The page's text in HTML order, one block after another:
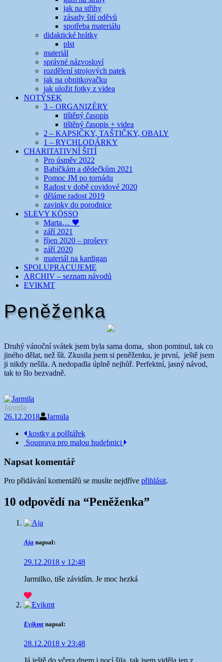
jak na střihy
zásady šití oděvů
spotřeba materiálu
didaktické hrátky
plst
materiál
správné názvosloví
rozdělení strojových patek
jak na obnitkovačku
jak uložit fotky z videa
NOTÝSEK
3 – ORGANIZÉRY
tištěný časopis
tištěný časopis + videa
2 – KAPSIČKY, TAŠTIČKY, OBALY
1 – RYCHLODÁRKY
CHARITATIVNÍ ŠITÍ
Pro úsměv 2022
Babičkám a dědečkům 2021
Pomoc JM po tornádu
Radost v době covidové 2020
děláme radost 2019
zavinky do porodnice
SLEVY KÖSSO
Marta… 🖤
září 2021
říjen 2020 – proševy
září 2020
materiál na kardigan
SPOLUPRACUJEME
ARCHIV – seznam návodů
EVIKMT
Peněženka
Druhý vánoční svátek jsem byla sama doma, shon pominul, tak co
jiného dělat, než šít. Zkusila jsem si peněženku, je první, ještě jsem
ji nikdy nešila. A nedopadla úplně nejhůř. Perfektní, jasný návod,
tak to šlo bezvadně.
Jarmila
26.12.2018
Jarmila
Navigace
příspěvku
kostky a polštářek
Souprava pro malou hudebnici
Napsat komentář
Pro přidávání komentářů se musíte nejdříve přihlásit.
10 odpovědí na “Peněženka”
Aja napsal:
29.12.2018 v 12:48
Jarmilko, tiše závidím. Je moc hezká
Evikmt napsal:
28.12.2018 v 23:48
Já ještě do včera dnem i nocí šila, tak jsem viděla jen z